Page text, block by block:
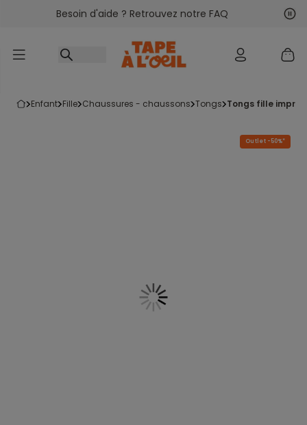
Accéder au contenu
Besoin d'aide ? Retrouvez notre FAQ
enfant fille chaussures - chaussons tongs tongs fille
Outlet -50%*